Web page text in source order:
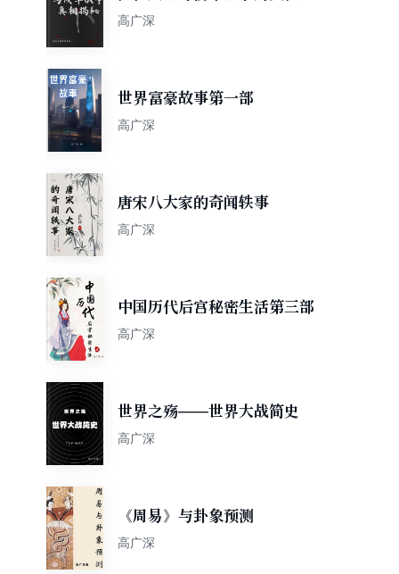
秘
高广深
世界富豪故事第一部
高广深
唐宋八大家的奇闻轶事
高广深
中国历代后宫秘密生活第三部
高广深
世界之殇——世界大战简史
高广深
《周易》与卦象预测
高广深